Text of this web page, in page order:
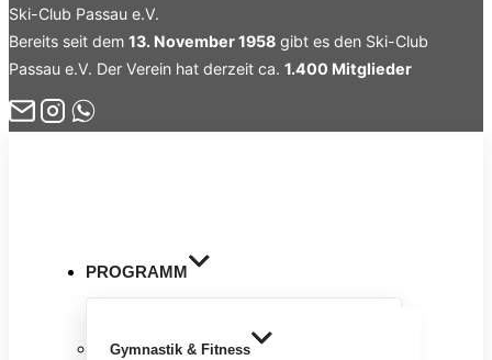
Ski-Club Passau e.V.
Bereits seit dem 13. November 1958 gibt es den Ski-Club
Passau e.V. Der Verein hat derzeit ca. 1.400 Mitglieder
PROGRAMM
Gymnastik & Fitness